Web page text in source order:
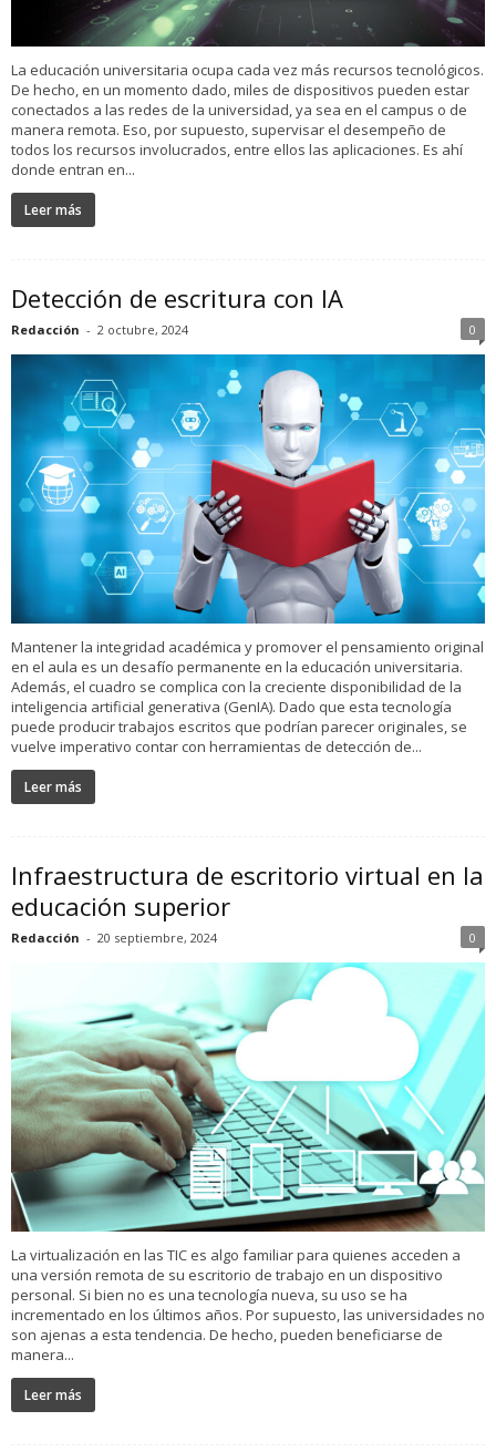
La educación universitaria ocupa cada vez más recursos tecnológicos.
De hecho, en un momento dado, miles de dispositivos pueden estar
conectados a las redes de la universidad, ya sea en el campus o de
manera remota. Eso, por supuesto, supervisar el desempeño de
todos los recursos involucrados, entre ellos las aplicaciones. Es ahí
donde entran en...
Leer más
Detección de escritura con IA
Redacción - 2 octubre, 2024 0
Mantener la integridad académica y promover el pensamiento original
en el aula es un desafío permanente en la educación universitaria.
Además, el cuadro se complica con la creciente disponibilidad de la
inteligencia artificial generativa (GenIA). Dado que esta tecnología
puede producir trabajos escritos que podrían parecer originales, se
vuelve imperativo contar con herramientas de detección de...
Leer más
Infraestructura de escritorio virtual en la
educación superior
Redacción - 20 septiembre, 2024 0
La virtualización en las TIC es algo familiar para quienes acceden a
una versión remota de su escritorio de trabajo en un dispositivo
personal. Si bien no es una tecnología nueva, su uso se ha
incrementado en los últimos años. Por supuesto, las universidades no
son ajenas a esta tendencia. De hecho, pueden beneficiarse de
manera...
Leer más